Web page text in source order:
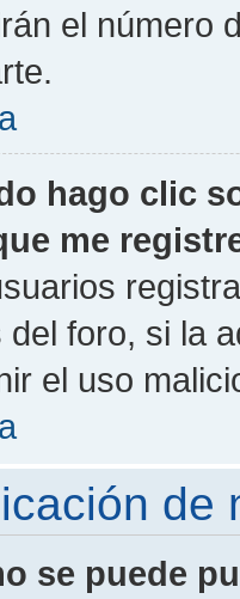
el número
hago clic
me
del foro, si la
el uso
de
se puede